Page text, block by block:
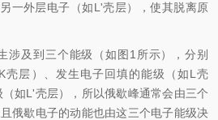
一外层电子（如L'壳层），使其脱离原
涉及到三个能级（如图1所示），分别
壳层）、发生电子回填的能级（如L壳
如L'壳层），所以俄歇峰通常会由三个
俄歇电子的动能也由这三个电子能级决